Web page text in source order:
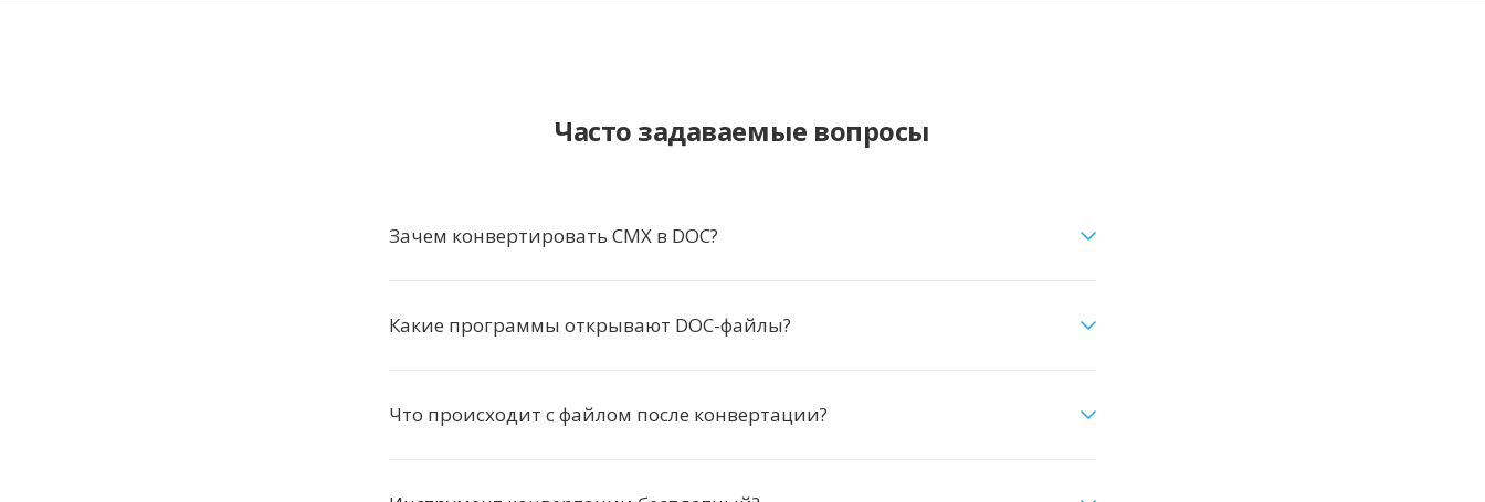
Часто задаваемые вопросы
Зачем конвертировать CMX в DOC?
Какие программы открывают DOC-файлы?
Что происходит с файлом после конвертации?